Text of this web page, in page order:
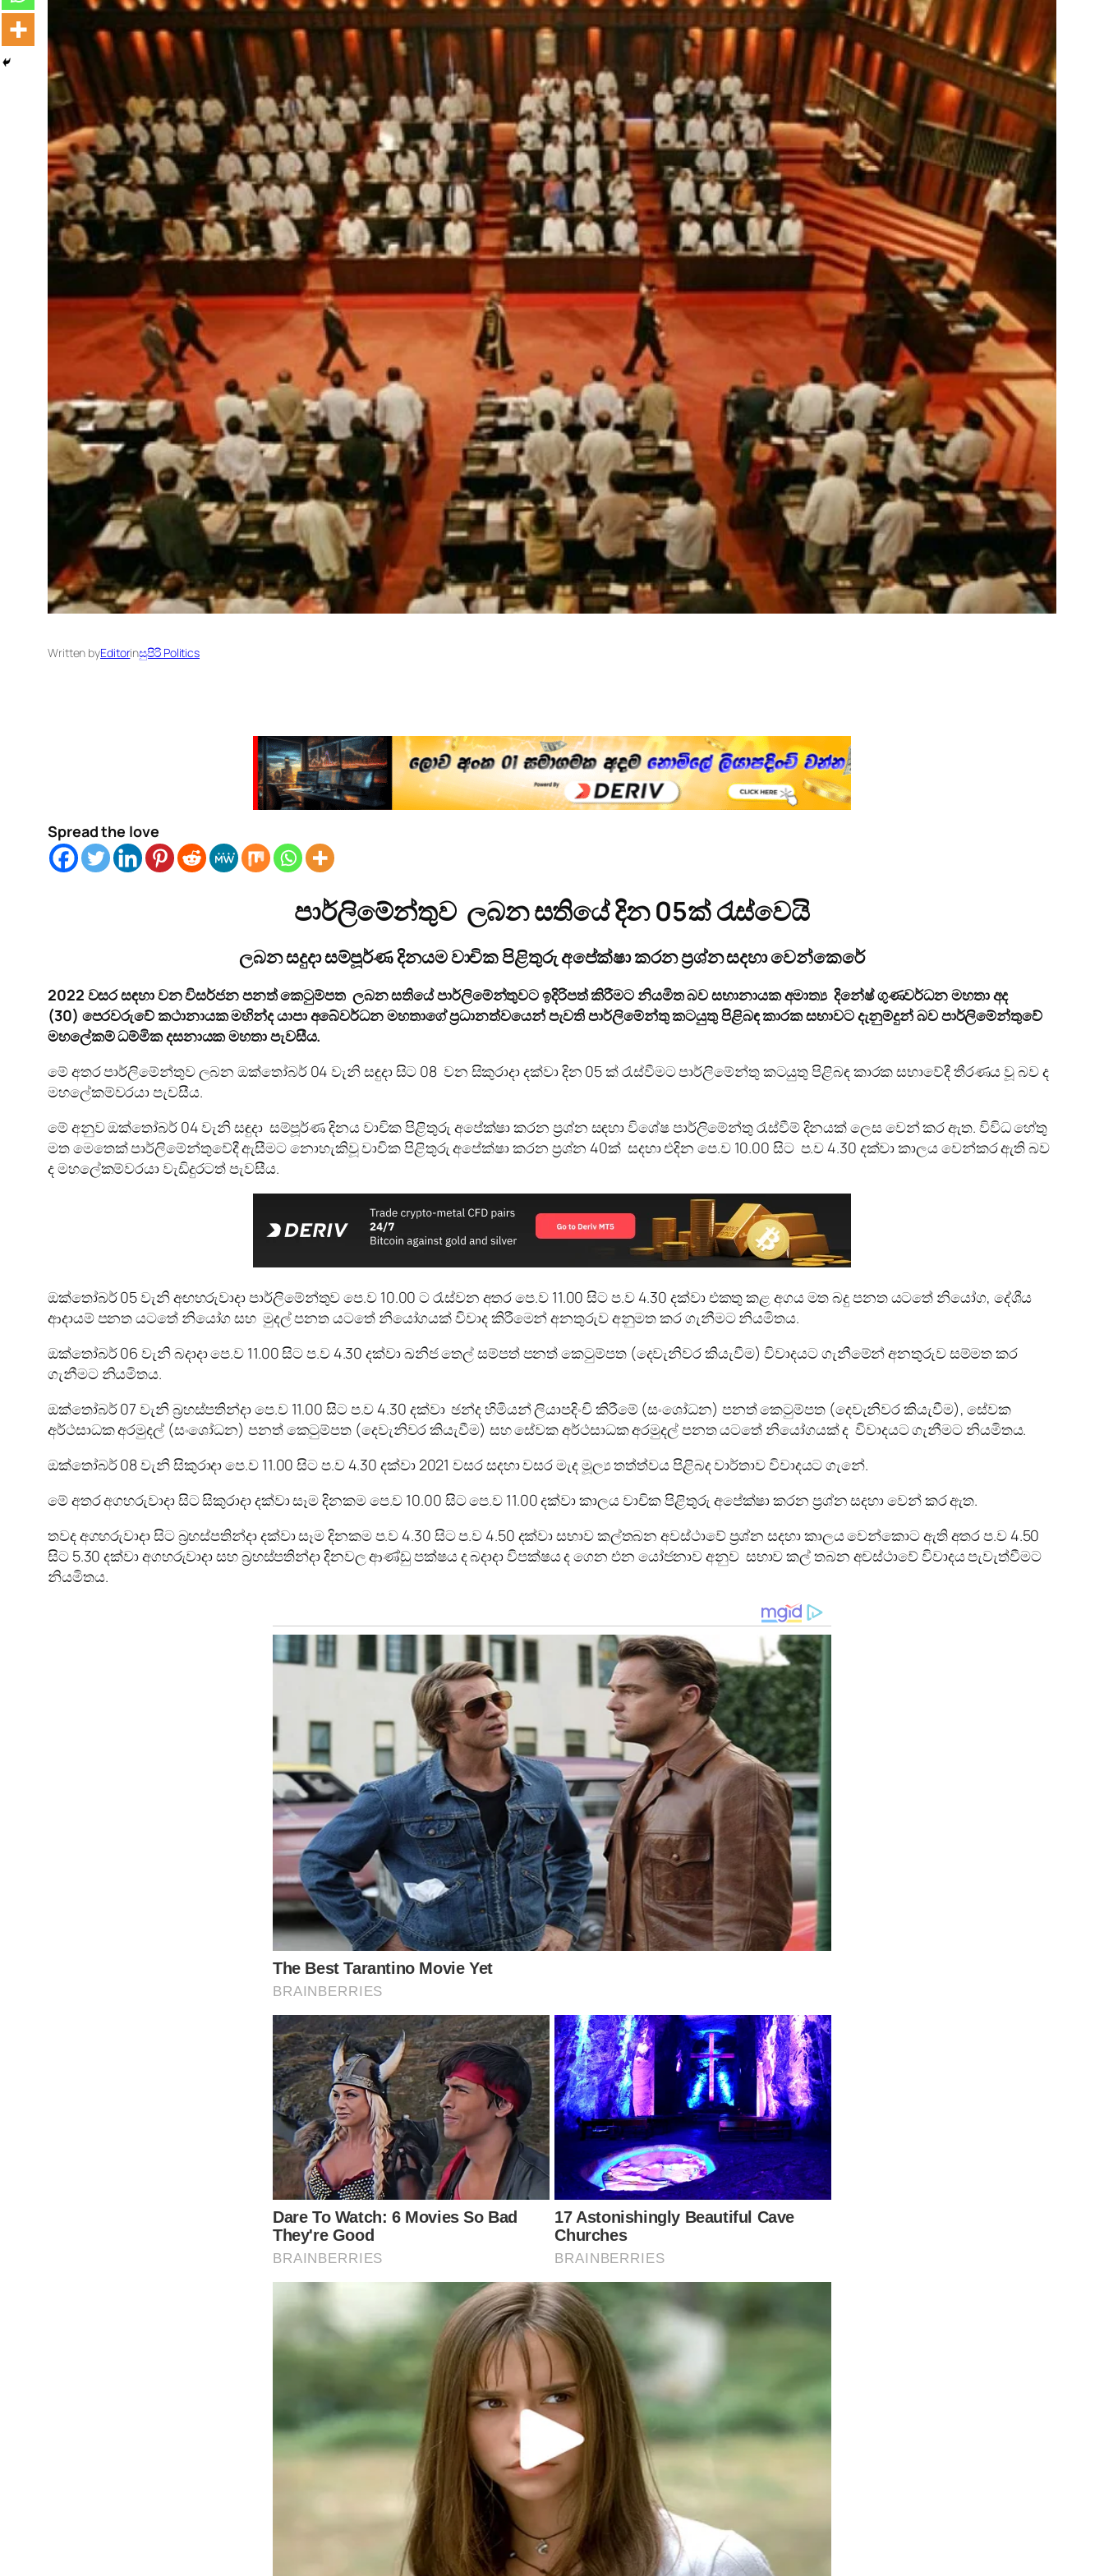
Written byEditorinසුපිරි Politics
Spread the love
පාර්ලිමේන්තුව ලබන සතියේ දින05ක් රැස්වෙයි
ලබන සදුදා සම්පූර්ණ දිනයම වාචික පිළිතුරු අපේක්ෂා කරන ප්‍රශ්න සදහා වෙන්කෙරේ
2022 වසර සඳහා වන විසර්ජන පනත් කෙටුම්පත ලබන සතියේ පාර්ලිමේන්තුවට ඉදිරිපත් කිරීමට නියමිත බව සභානායක අමාත්‍ය දිනේෂ් ගුණවර්ධන මහතා අද
(30) පෙරවරුවේ කථානායක මහින්ද යාපා අබේවර්ධන මහතාගේ ප්‍රධානත්වයෙන් පැවති පාර්ලිමේන්තු කටයුතු පිළිබඳ කාරක සභාවට දැනුම්දුන් බව පාර්ලිමේන්තුවේ
මහලේකම් ධම්මික දසනායක මහතා පැවසීය.
මේ අතර පාර්ලිමේන්තුව ලබන ඔක්තෝබර් 04 වැනි සඳුදා සිට 08 වන සිකුරාදා දක්වා දින 05 ක් රැස්වීමට පාර්ලිමේන්තු කටයුතු පිළිබඳ කාරක සභාවේදී තීරණය වූ බව ද
මහලේකම්වරයා පැවසීය.
මේ අනුව ඔක්තෝබර් 04 වැනි සඳුදා සම්පූර්ණ දිනය වාචික පිළිතුරු අපේක්ෂා කරන ප්‍රශ්න සඳහා විශේෂ පාර්ලිමේන්තු රැස්වීම් දිනයක් ලෙස වෙන් කර ඇත. විවිධ හේතු
මත මෙතෙක් පාර්ලිමේන්තුවේදී ඇසීමට නොහැකිවූ වාචික පිළිතුරු අපේක්ෂා කරන ප්‍රශ්න 40ක් සදහා එදින පෙ.ව 10.00 සිට ප.ව 4.30 දක්වා කාලය වෙන්කර ඇති බව
ද මහලේකම්වරයා වැඩිදුරටත් පැවසීය.
ඔක්තෝබර් 05 වැනි අඟහරුවාදා පාර්ලිමේන්තුව පෙ.ව 10.00 ට රැස්වන අතර පෙ.ව 11.00 සිට ප.ව 4.30 දක්වා එකතු කළ අගය මත බදු පනත යටතේ නියෝග, දේශීය
ආදායම් පනත යටතේ නියෝග සහ මුදල් පනත යටතේ නියෝගයක් විවාද කිරීමෙන් අනතුරුව අනුමත කර ගැනීමට නියමිතය.
ඔක්තෝබර් 06 වැනි බදාදා පෙ.ව 11.00 සිට ප.ව 4.30 දක්වා ඛනිජ තෙල් සම්පත් පනත් කෙටුම්පත (දෙවැනිවර කියැවීම) විවාදයට ගැනීමේන් අනතුරුව සම්මත කර
ගැනීමට නියමිතය.
ඔක්තෝබර් 07 වැනි බ්‍රහස්පතින්දා පෙ.ව 11.00 සිට ප.ව 4.30 දක්වා ඡන්ද හිමියන් ලියාපදිංචි කිරීමේ (සංශෝධන) පනත් කෙටුම්පත (දෙවැනිවර කියැවීම), සේවක
අර්ථසාධක අරමුදල් (සංශෝධන) පනත් කෙටුම්පත (දෙවැනිවර කියැවීම) සහ සේවක අර්ථසාධක අරමුදල් පනත යටතේ නියෝගයක් ද විවාදයට ගැනීමට නියමිතය.
ඔක්තෝබර් 08 වැනි සිකුරාදා පෙ.ව 11.00 සිට ප.ව 4.30 දක්වා 2021 වසර සදහා වසර මැද මූල්‍ය තත්ත්වය පිළිබද වාර්තාව විවාදයට ගැනේ.
මේ අතර අගහරුවාදා සිට සිකුරාදා දක්වා සෑම දිනකම පෙ.ව 10.00 සිට පෙ.ව 11.00 දක්වා කාලය වාචික පිළිතුරු අපේක්ෂා කරන ප්‍රශ්න සදහා වෙන් කර ඇත.
තවද අගහරුවාදා සිට බ්‍රහස්පතින්දා දක්වා සෑම දිනකම ප.ව 4.30 සිට ප.ව 4.50 දක්වා සභාව කල්තබන අවස්ථාවේ ප්‍රශ්න සදහා කාලය වෙන්කොට ඇති අතර ප.ව 4.50
සිට 5.30 දක්වා අගහරුවාදා සහ බ්‍රහස්පතින්දා දිනවල ආණ්ඩු පක්ෂය ද බදාදා විපක්ෂය ද ගෙන එන යෝජනාව අනුව සභාව කල් තබන අවස්ථාවේ විවාදය පැවැත්වීමට
නියමිතය.